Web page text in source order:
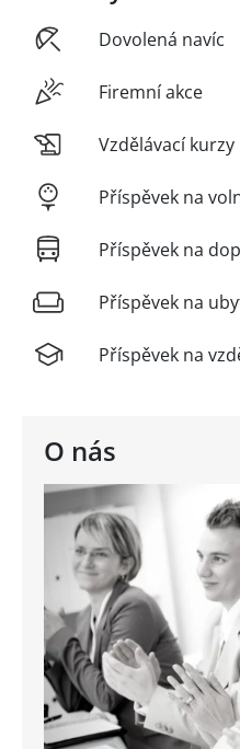
O nás
Dovolená navíc
Firemní akce
Vzdělávací kurzy
Příspěvek na
Příspěvek na
Příspěvek na
Příspěvek na